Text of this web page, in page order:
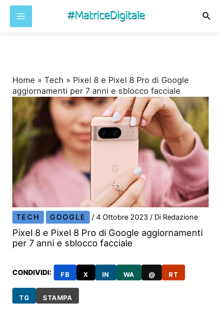
Home »Tech » Pixel 8 e Pixel 8 Pro di Google
aggiornamenti per 7 anni e sblocco facciale
TECH GOOGLE /4 Ottobre 2023/ Di Redazione
Pixel 8 e Pixel 8 Pro di Google aggiornamenti
per 7 anni e sblocco facciale
CONDIVIDI: FB X IN WA @ RT
TG STAMPA